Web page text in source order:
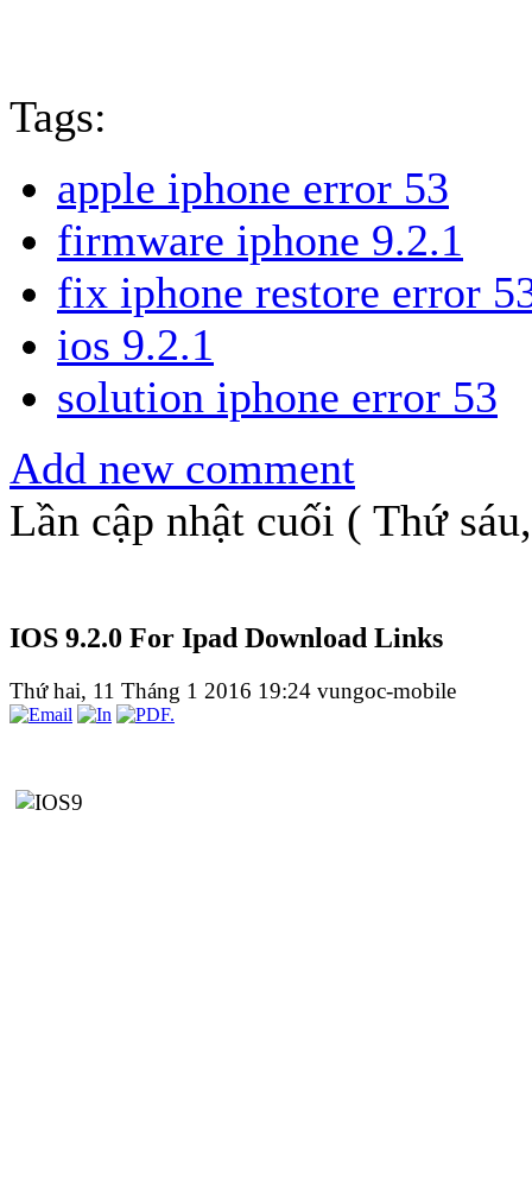
Tags:
apple iphone error 53
firmware iphone 9.2.1
fix iphone restore error
ios 9.2.1
solution iphone error 53
Add new comment
Lần cập nhật cuối ( Thứ
IOS 9.2.0 For Ipad Download Links
Thứ hai, 11 Tháng 1 2016 19:24 vungoc-mobile